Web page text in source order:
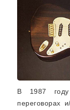
В 1987 году
переговорах